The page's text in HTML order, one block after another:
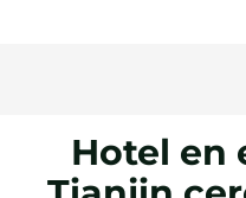
Hotel en